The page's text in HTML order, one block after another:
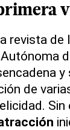
revista
y
de
Sin